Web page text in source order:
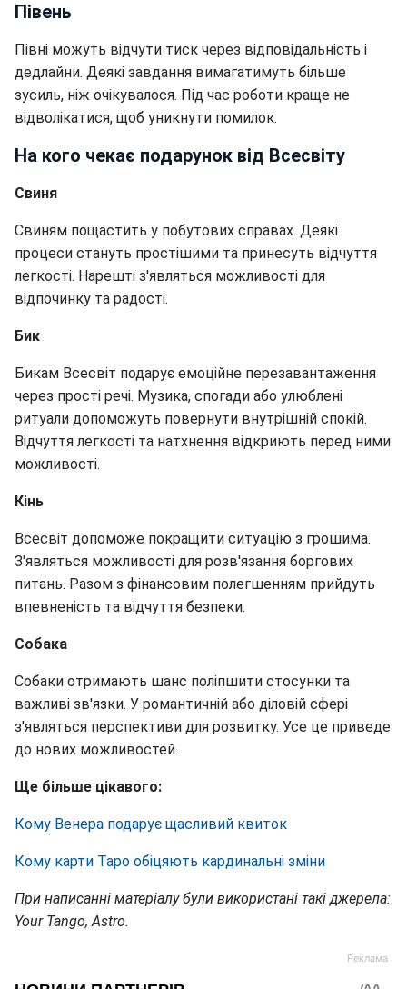
Півень
Півні можуть відчути тиск через відповідальність і
дедлайни. Деякі завдання вимагатимуть більше
зусиль, ніж очікувалося. Під час роботи краще не
відволікатися, щоб уникнути помилок.
На кого чекає подарунок від Всесвіту
Свиня
Свиням пощастить у побутових справах. Деякі
процеси стануть простішими та принесуть відчуття
легкості. Нарешті з'являться можливості для
відпочинку та радості.
Бик
Бикам Всесвіт подарує емоційне перезавантаження
через прості речі. Музика, спогади або улюблені
ритуали допоможуть повернути внутрішній спокій.
Відчуття легкості та натхнення відкриють перед ними
можливості.
Кінь
Всесвіт допоможе покращити ситуацію з грошима.
З'являться можливості для розв'язання боргових
питань. Разом з фінансовим полегшенням прийдуть
впевненість та відчуття безпеки.
Собака
Собаки отримають шанс поліпшити стосунки та
важливі зв'язки. У романтичній або діловій сфері
з'являться перспективи для розвитку. Усе це приведе
до нових можливостей.
Ще більше цікавого:
Кому Венера подарує щасливий квиток
Кому карти Таро обіцяють кардинальні зміни
При написанні матеріалу були використані такі джерела:
Your Tango, Astro.